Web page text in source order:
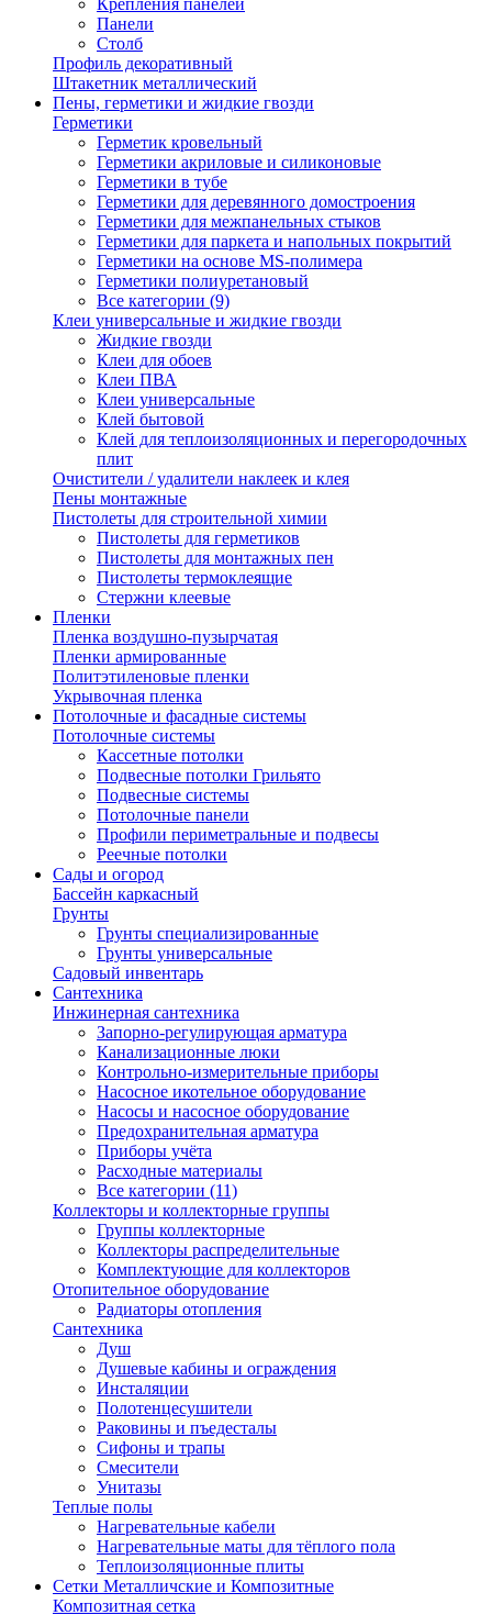
Крепления панелей
Панели
Столб
Профиль декоративный
Штакетник металлический
Пены, герметики и жидкие гвозди
Герметики
Герметик кровельный
Герметики акриловые и силиконовые
Герметики в тубе
Герметики для деревянного домостроения
Герметики для межпанельных стыков
Герметики для паркета и напольных покрытий
Герметики на основе MS-полимера
Герметики полиуретановый
Все категории (9)
Клеи универсальные и жидкие гвозди
Жидкие гвозди
Клеи для обоев
Клеи ПВА
Клеи универсальные
Клей бытовой
Клей для теплоизоляционных и перегородочных
плит
Очистители / удалители наклеек и клея
Пены монтажные
Пистолеты для строительной химии
Пистолеты для герметиков
Пистолеты для монтажных пен
Пистолеты термоклеящие
Стержни клеевые
Пленки
Пленка воздушно-пузырчатая
Пленки армированные
Политэтиленовые пленки
Укрывочная пленка
Потолочные и фасадные системы
Потолочные системы
Кассетные потолки
Подвесные потолки Грильято
Подвесные системы
Потолочные панели
Профили периметральные и подвесы
Реечные потолки
Сады и огород
Бассейн каркасный
Грунты
Грунты специализированные
Грунты универсальные
Садовый инвентарь
Сантехника
Инжинерная сантехника
Запорно-регулирующая арматура
Канализационные люки
Контрольно-измерительные приборы
Насосное икотельное оборудование
Насосы и насосное оборудование
Предохранительная арматура
Приборы учёта
Расходные материалы
Все категории (11)
Коллекторы и коллекторные группы
Группы коллекторные
Коллекторы распределительные
Комплектующие для коллекторов
Отопительное оборудование
Радиаторы отопления
Сантехника
Душ
Душевые кабины и ограждения
Инсталяции
Полотенцесушители
Раковины и пъедесталы
Сифоны и трапы
Смесители
Унитазы
Теплые полы
Нагревательные кабели
Нагревательные маты для тёплого пола
Теплоизоляционные плиты
Сетки Металличские и Композитные
Композитная сетка